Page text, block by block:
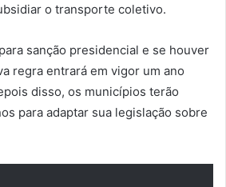
o transporte coletivo.
sanção presidencial e se houver
regra entrará em vigor um ano
disso, os municípios terão
para adaptar sua legislação sobre